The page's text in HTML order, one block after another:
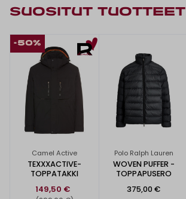
SUOSITUT TUOTTEET
-50%
Camel Active
TEXXXACTIVE-
TOPPATAKKI
149,50 €
Polo Ralph Lauren
WOVEN PUFFER -
TOPPAPUSERO
375,00 €